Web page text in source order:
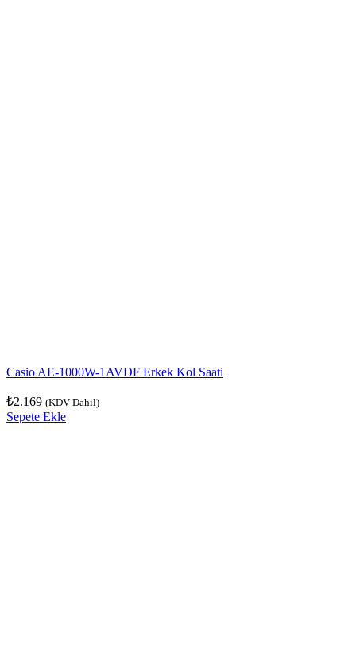
Casio AE-1000W-1AVDF Erkek Kol Saati
₺2.169 (KDV Dahil)
Sepete Ekle